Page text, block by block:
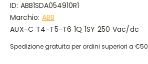
ID: ABB1SDA054910R1
Marchio: ABB
AUX-C T4-T5-T6 1Q 1SY 250 Vac/dc
Spedizione gratuita per ordini superiori a €50